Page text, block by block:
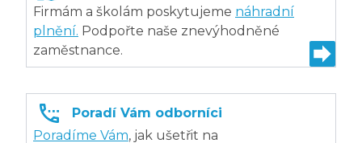
Firmám a školám poskytujeme náhradní
plnění. Podpořte naše znevýhodněné
zaměstnance.
Poradí Vám odborníci
Poradíme Vám, jak ušetřit na